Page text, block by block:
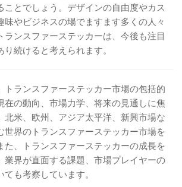
ことでしょう。デザインの自由度やカス
味やビジネスの場でますます多くの人々
ランスファーステッカーは、今後も注目
続けると考えられます。
トランスファーステッカー市場の包括的
在の動向、市場力学、将来の見通しに焦
北米、欧州、アジア太平洋、新興市場な
世界のトランスファーステッカー市場を
た、トランスファーステッカーの成長を
業界が直面する課題、市場プレイヤーの
も考察しています。